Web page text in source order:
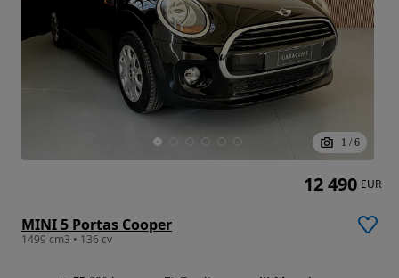
1 / 6
MINI 5 Portas Cooper
1499 cm3 • 136 cv
12 490 EUR